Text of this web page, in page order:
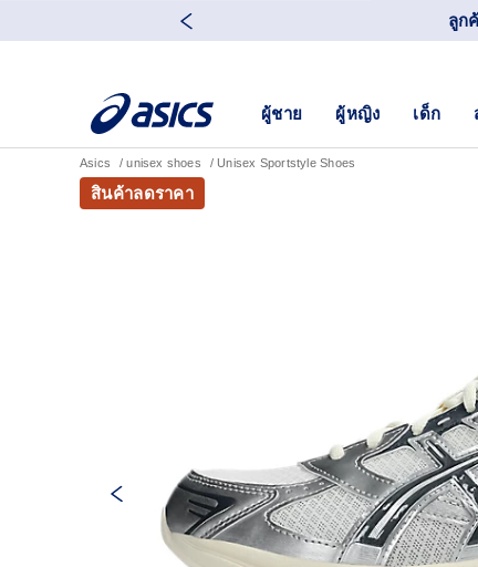
ลูก
ผู้ชาย ผู้หญิง เด็ก
Asics unisex shoes Unisex Sportstyle Shoes
สินค้าลดราคา